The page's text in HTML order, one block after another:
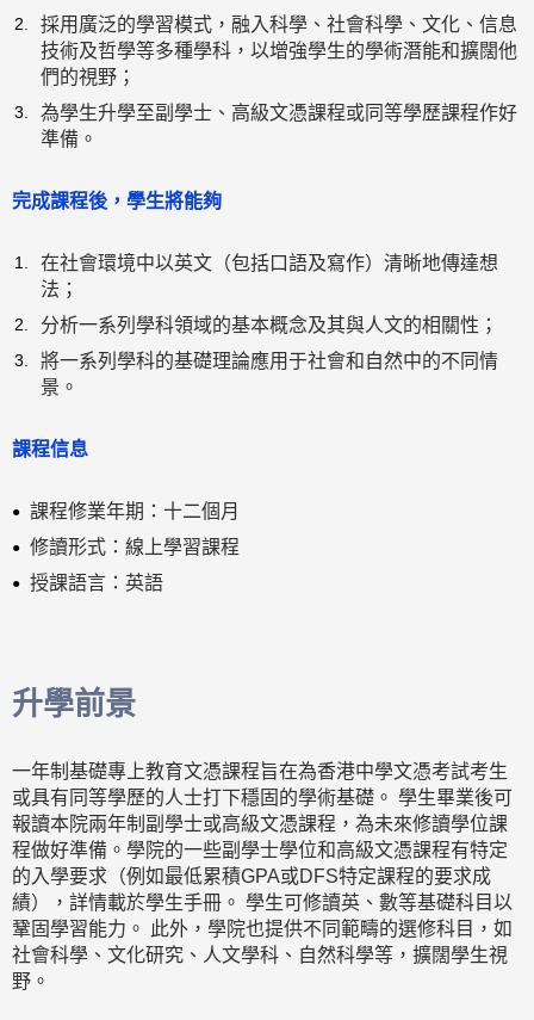
採用廣泛的學習模式，融入科學、社會科學、文化、信息
技術及哲學等多種學科，以增強學生的學術潛能和擴闊他
們的視野；
為學生升學至副學士、高級文憑課程或同等學歷課程作好
準備。
完成課程後，學生將能夠
在社會環境中以英文（包括口語及寫作）清晰地傳達想
法；
分析一系列學科領域的基本概念及其與人文的相關性；
將一系列學科的基礎理論應用于社會和自然中的不同情
景。
課程信息
課程修業年期：十二個月
修讀形式：線上學習課程
授課語言：英語
升學前景
一年制基礎專上教育文憑課程旨在為香港中學文憑考試考生
或具有同等學歷的人士打下穩固的學術基礎。 學生畢業後可
報讀本院兩年制副學士或高級文憑課程，為未來修讀學位課
程做好準備。學院的一些副學士學位和高級文憑課程有特定
的入學要求（例如最低累積GPA或DFS特定課程的要求成
績），詳情載於學生手冊。 學生可修讀英、數等基礎科目以
鞏固學習能力。 此外，學院也提供不同範疇的選修科目，如
社會科學、文化研究、人文學科、自然科學等，擴闊學生視
野。